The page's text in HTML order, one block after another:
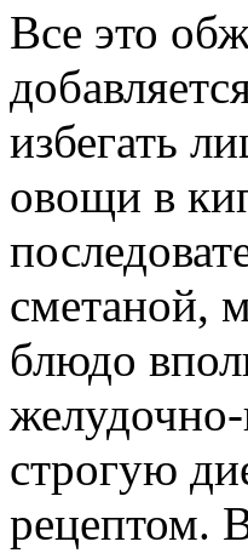
Все это
избегать
овощи в
сметаной,
блюдо
строгую
рецептом.